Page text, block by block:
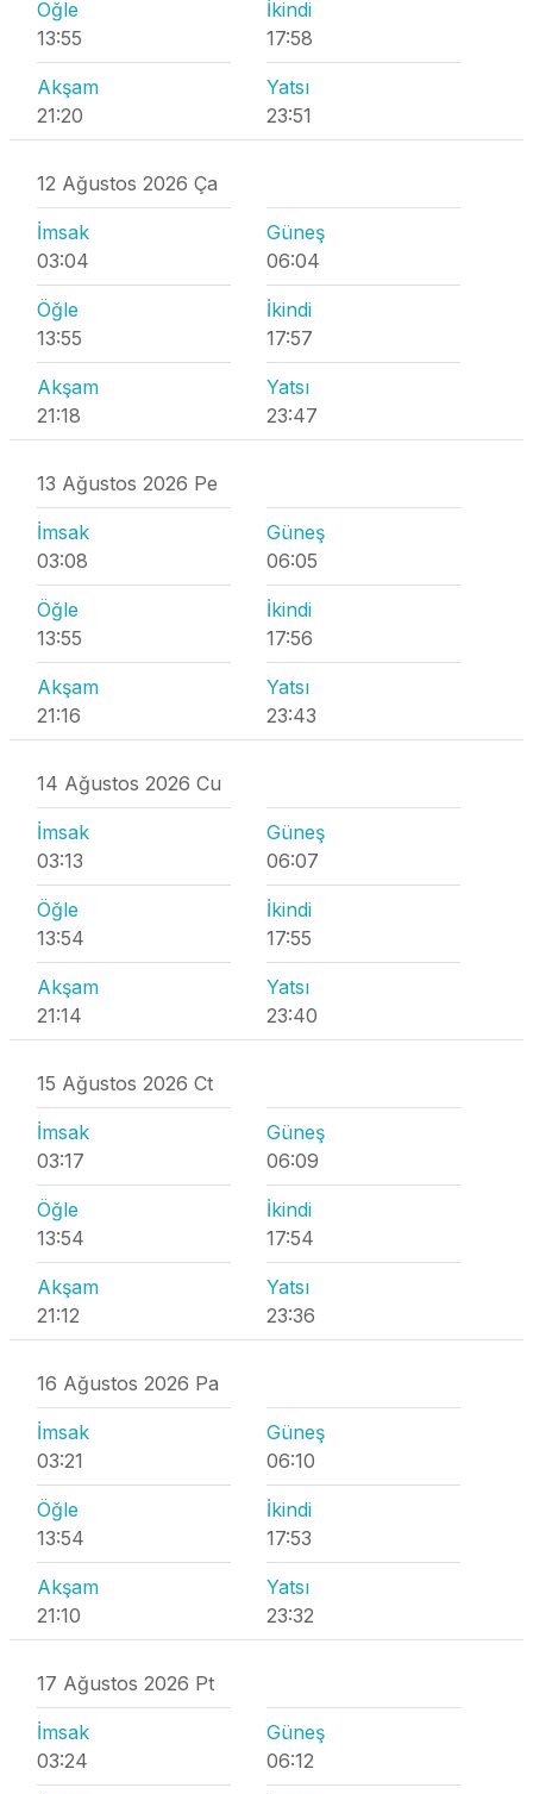
Öğle
13:55
İkindi
17:58
Akşam
21:20
Yatsı
23:51
12 Ağustos 2026 Ça
İmsak
03:04
Güneş
06:04
Öğle
13:55
İkindi
17:57
Akşam
21:18
Yatsı
23:47
13 Ağustos 2026 Pe
İmsak
03:08
Güneş
06:05
Öğle
13:55
İkindi
17:56
Akşam
21:16
Yatsı
23:43
14 Ağustos 2026 Cu
İmsak
03:13
Güneş
06:07
Öğle
13:54
İkindi
17:55
Akşam
21:14
Yatsı
23:40
15 Ağustos 2026 Ct
İmsak
03:17
Güneş
06:09
Öğle
13:54
İkindi
17:54
Akşam
21:12
Yatsı
23:36
16 Ağustos 2026 Pa
İmsak
03:21
Güneş
06:10
Öğle
13:54
İkindi
17:53
Akşam
21:10
Yatsı
23:32
17 Ağustos 2026 Pt
İmsak
03:24
Güneş
06:12